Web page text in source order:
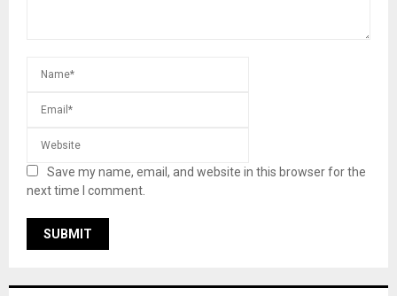
Save my name, email, and website in this browser for the
next time I comment.